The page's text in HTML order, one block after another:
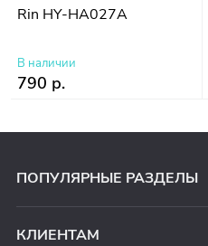
Rin HY-HA027A
В наличии
790 р.
ПОПУЛЯРНЫЕ РАЗДЕЛЫ
КЛИЕНТАМ